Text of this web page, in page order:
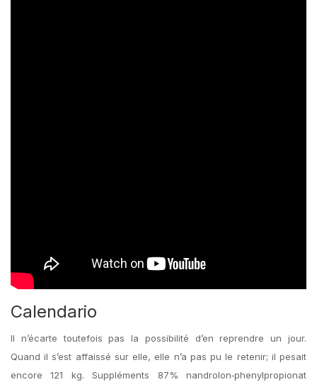
Calendario
Il n’écarte toutefois pas la possibilité d’en reprendre un jour.
Quand il s’est affaissé sur elle, elle n’a pas pu le retenir; il pesait
encore 121 kg. Suppléments 87% nandrolon‐phenylpropionat